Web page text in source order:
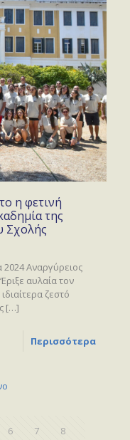
η φετινή
της
Σχολής
Αναργύρειος
αυλαία τον
ζεστό
[…]
Περισσότερα
6 7
8